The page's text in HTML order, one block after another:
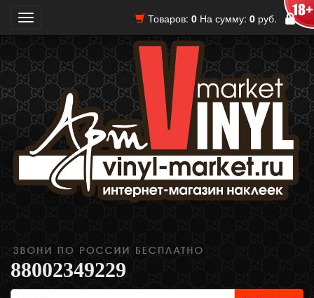
Товаров: 0 На сумму: 0 руб.
Toggle
navigation
88002349229